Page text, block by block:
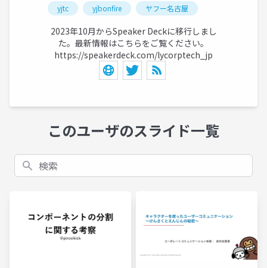
yjtc yjbonfire ヤフー名古屋
2023年10月からSpeaker Deckに移行しまし
た。最新情報はこちらをご覧ください。
https://speakerdeck.com/lycorptech_jp
このユーザのスライド一覧
検索